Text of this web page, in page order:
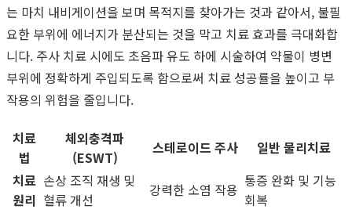
는 마치 내비게이션을 보며 목적지를 찾아가는 것과 같아서, 불필
요한 부위에 에너지가 분산되는 것을 막고 치료 효과를 극대화합
니다. 주사 치료 시에도 초음파 유도 하에 시술하여 약물이 병변
부위에 정확하게 주입되도록 함으로써 치료 성공률을 높이고 부
작용의 위험을 줄입니다.
치료
법
체외충격파
(ESWT)
스테로이드 주사
일반 물리치료
치료
원리
손상 조직 재생 및
혈류 개선
강력한 소염 작용 통증 완화 및 기능
회복